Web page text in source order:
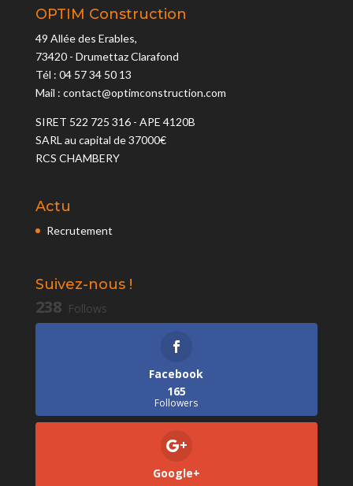
OPTIM Construction
49 Allée des Erables,
73420 - Drumettaz Clarafond
Tél : 04 57 34 50 13
Mail : contact@optimconstruction.com
SIRET 522 725 316 - APE 4120B
SARL au capital de 37000€
RCS CHAMBERY
Actu
Recrutement
Suivez-nous !
238 Follows
Facebook
165
Followers
Google+